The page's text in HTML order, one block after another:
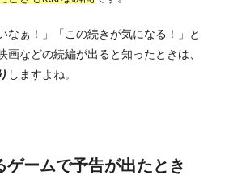
なぁ！」「この続きが気になる！」と
画などの続編が出ると知ったときは、
しますよね。
ゲームで予告が出たとき